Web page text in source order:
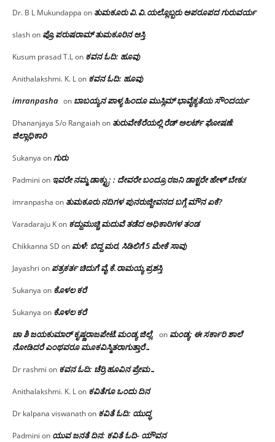
Dr. B L Mukundappa on ತುಮಕೂರು‌ ವಿ.ವಿ.ಯಲ್ಲೊಬ್ಬರು ಅಪರೂಪದ ಗುರುವರ್ಯ
slashon ಪ್ರೊ.ಪರುಷರಾಮ್ ತುಮಕೂರಿನ ಆಸ್ತಿ
Kusum prasad T.Lon ಕವನ ಓದಿ: ಹೂವು
Anithalakshmi. K. Lon ಕವನ ಓದಿ: ಹೂವು
imranpasha on ಬಾಬಯ್ಯನ ಪಾಳ್ಯ ಹಿಂದೂ ಮುಸ್ಲಿಮ್ ಭಾವೈಕ್ಯತೆಯ ಸೌಂದರ್ಯ
Dhananjaya S/o Rangaiahon ತುರುವೇಕೆರೆಯಲ್ಲಿ ರೆಡ್ ಅಲರ್ಟ್ ಘೋಷಣೆ:
ಜಿಲ್ಲಾಧಿಕಾರಿ
Sukanya onಗುರು
Padmini on ಇವರೇ ನಮ್ಮ ಡಾಕ್ಟ್ರು; : ದೇವರೇ ಬಂದ್ರೂ ರಜನಿ ಡಾಕ್ಟರೇ ಹೇಳ್ ಬೇಕು!
imranpasha on ತುಮಕೂರು ನದಿಗಳ ಪುನರುಜ್ಜೀವನದ ಬಗ್ಗೆ ಮೌನ ಏಕೆ?
Varadaraju Kon ಕದ್ದುಮುಚ್ಚಿ ಮದುವೆ ತಡೆದ ಅಧಿಕಾರಿಗಳ ತಂಡ
Chikkanna SD on ಮಳೆ: ಬಿದ್ದ ಮರ, ಸಿಡಿಲಿಗೆ 5 ಮೇಕೆ ಸಾವು
Jayashri on ಪತ್ರಕರ್ತ ಚಿದುಗೆ ವೈ.ಕೆ.ರಾಮಯ್ಯ ಪ್ರಶಸ್ತಿ
Sukanya on ಕೊಳಲ ಕರೆ
Sukanya on ಕೊಳಲ ಕರೆ
ಚಾ ಶಿ ಜಯಕುಮಾರ್ ಕೃಷ್ಣರಾಜಪೇಟೆ.ಮಂಡ್ಯ ಜಿಲ್ಲೆ. on ಮಂಡ್ಯ: ಈ ಸರ್ಕಾರಿ ಶಾಲೆ
ನೋಡಿದರೆ ಎಂಥವರೂ ಮೂಕವಿಸ್ಮಿತರಾಗುತ್ತಾರೆ…
Dr rashmi on ಕವನ ಓದಿ: ಚೆರ್ರಿ ಹೂವಿನ ಪ್ರೇಮ…
Anithalakshmi. K. Lon ಕವಿತೆಗೂ ಒಂದು ದಿನ
Dr kalpana viswanathon ಕವಿತೆ ಓದಿ: ಯುದ್ಧ
Padmini on ಯುವ ಜನತೆ ದಿನ: ಕವಿತೆ ಓದಿ- ಯೌವನ